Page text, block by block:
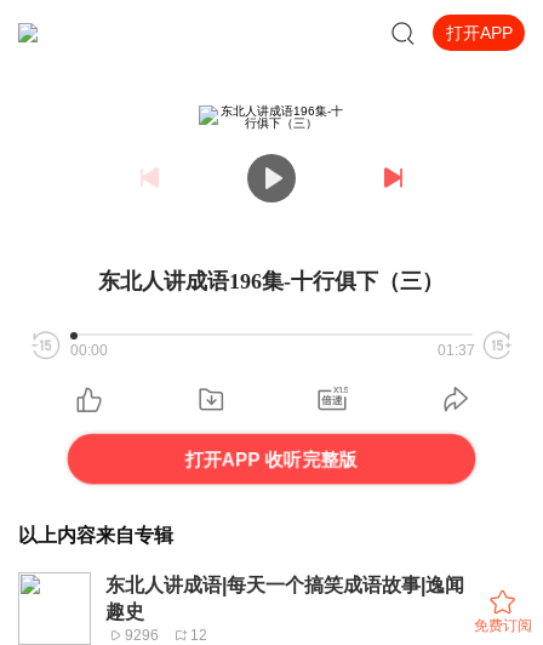
打开APP
东北人讲成语196集-十行俱下（三）
00:00 01:37
打开APP 收听完整版
以上内容来自专辑
东北人讲成语|每天一个搞笑成语故事|逸闻
趣史
9296 12
免费订阅